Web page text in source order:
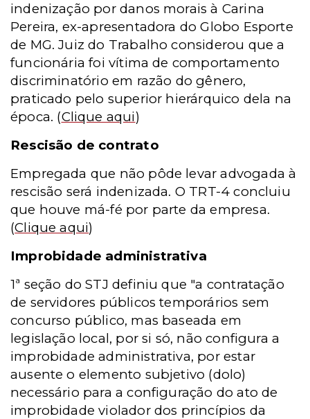
indenização por danos morais à Carina
Pereira, ex-apresentadora do Globo Esporte
de MG. Juiz do Trabalho considerou que a
funcionária foi vítima de comportamento
discriminatório em razão do gênero,
praticado pelo superior hierárquico dela na
época. (Clique aqui)
Rescisão de contrato
Empregada que não pôde levar advogada à
rescisão será indenizada. O TRT-4 concluiu
que houve má-fé por parte da empresa.
(Clique aqui)
Improbidade administrativa
1ª seção do STJ definiu que "a contratação
de servidores públicos temporários sem
concurso público, mas baseada em
legislação local, por si só, não configura a
improbidade administrativa, por estar
ausente o elemento subjetivo (dolo)
necessário para a configuração do ato de
improbidade violador dos princípios da